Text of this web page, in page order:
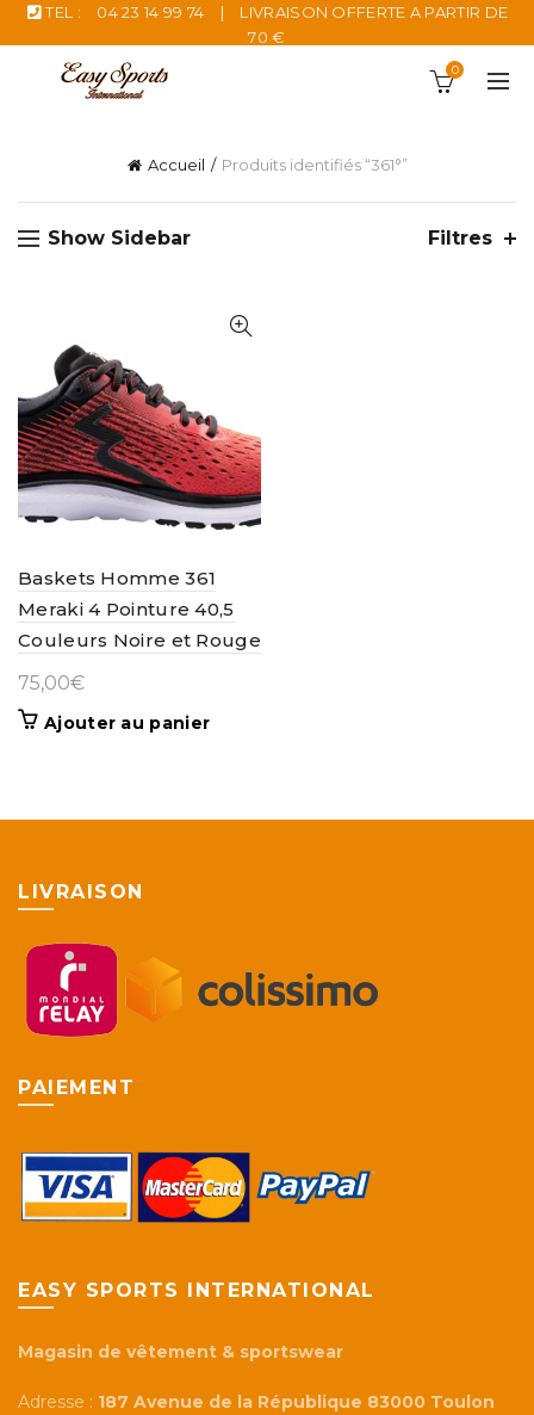
TEL : 04 23 14 99 74 |
LIVRAISON OFFERTE A PARTIR DE
70 €
0
Accueil Produits identifiés “361°”
Show Sidebar Filtres
Baskets Homme 361
Meraki 4 Pointure 40,5
Couleurs Noire et Rouge
75,00€
Ajouter au panier
LIVRAISON
PAIEMENT
EASY SPORTS INTERNATIONAL
Magasin de vêtement & sportswear
Adresse : 187 Avenue de la République 83000 Toulon